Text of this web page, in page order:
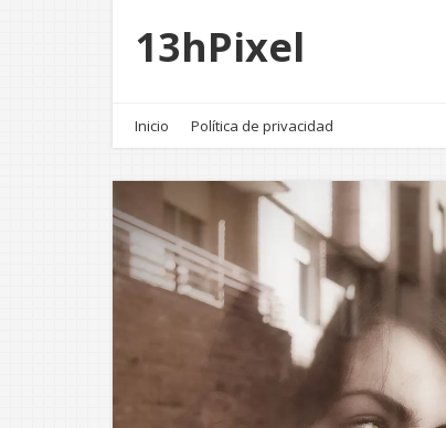
13hPixel
Inicio Política de privacidad